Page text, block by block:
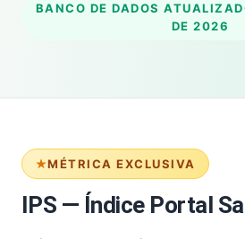
BANCO DE DADOS
DE 2026
MÉTRICA EXCLUSIVA
IPS — Índice Portal